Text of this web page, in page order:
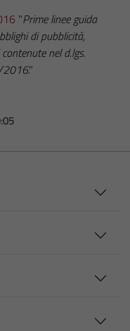
"Prime linee guida
di pubblicità,
nel d.lgs.
2016."